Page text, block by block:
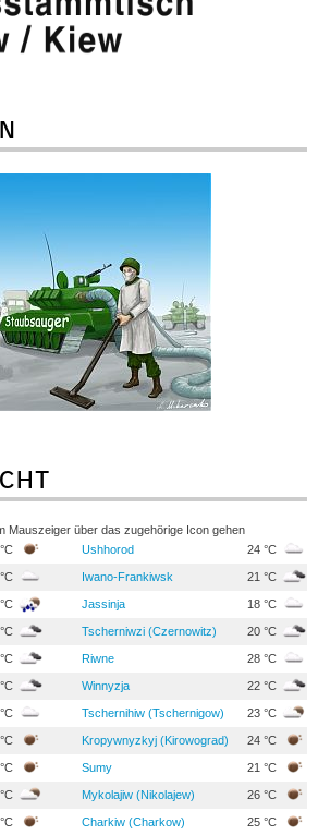
Mauszeiger über das zugehörige Icon gehen
Ushhorod 24 °C
Iwano-Frankiwsk 21 °C
Jassinja 18 °C
Tscherniwzi (Czernowitz) 20 °C
Riwne 28 °C
Winnyzja 22 °C
Tschernihiw (Tschernigow) 23 °C
Kropywnyzkyj (Kirowograd) 24 °C
Sumy 21 °C
Mykolajiw (Nikolajew) 26 °C
Charkiw (Charkow) 25 °C